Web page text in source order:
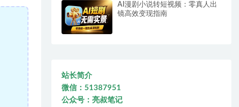
AI漫剧小说转短视频：零真人出
镜高效变现指南
站长简介
微信：51387951
公众号：亮叔笔记